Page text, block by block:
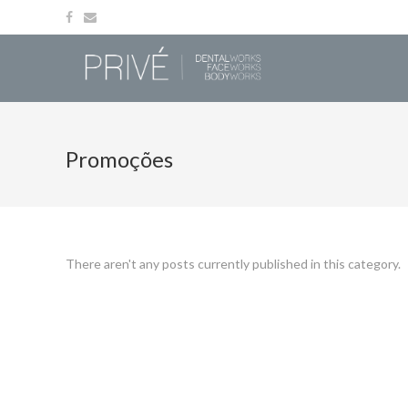
Promoções
There aren't any posts currently published in this category.